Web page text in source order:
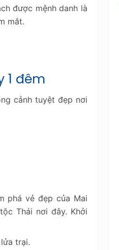
được mệnh danh là
mắt.
1 đêm
cảnh tuyệt đẹp nơi
phá vẻ đẹp của Mai
Thái nơi đây. Khởi
trại.